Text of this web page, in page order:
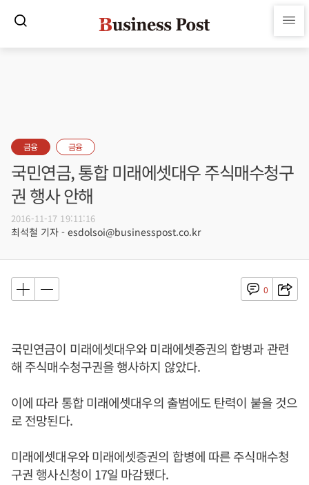
금융 금융
국민연금, 통합 미래에셋대우 주식매수청구
권 행사 안해
2016-11-17 19:11:16
최석철 기자 - esdolsoi@businesspost.co.kr
0
국민연금이 미래에셋대우와 미래에셋증권의 합병과 관련
해 주식매수청구권을 행사하지 않았다.
이에 따라 통합 미래에셋대우의 출범에도 탄력이 붙을 것으
로 전망된다.
미래에셋대우와 미래에셋증권의 합병에 따른 주식매수청
구권 행사신청이 17일 마감됐다.